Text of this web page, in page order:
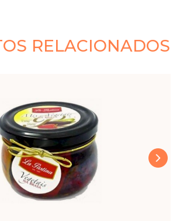
RELACIONADOS
›